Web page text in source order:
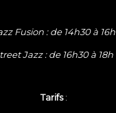
Fusion : de 14h30 à 16h
Jazz : de 16h30 à 18h
Tarifs: